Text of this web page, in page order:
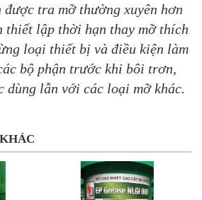
được tra mỡ thường xuyên hơn
thiết lập thời hạn thay mỡ thích
loại thiết bị và điều kiện làm
bộ phận trước khi bôi trơn,
dùng lẫn với các loại mỡ khác.